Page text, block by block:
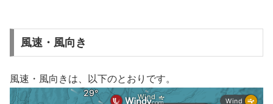
風速・風向き
風速・風向きは、以下のとおりです。